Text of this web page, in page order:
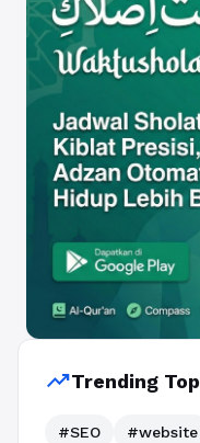
trending_upTrending
#SEO
#website